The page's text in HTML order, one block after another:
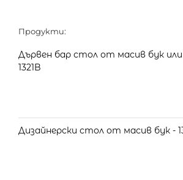
Продукти:
Дървен бар стол от масив бук
1321B
Дизайнерски стол от масив бук -